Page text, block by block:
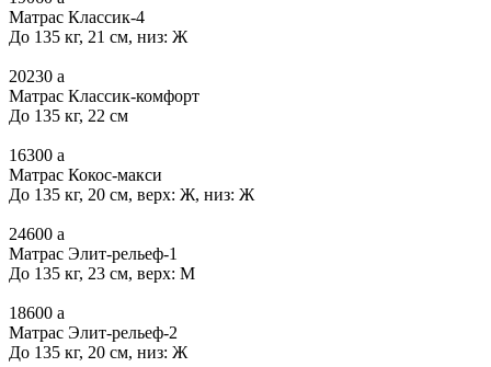
Матрас Классик-4
До 135 кг, 21 см, низ: Ж
20230 a
Матрас Классик-комфорт
До 135 кг, 22 см
16300 a
Матрас Кокос-макси
До 135 кг, 20 см, верх: Ж, низ: Ж
24600 a
Матрас Элит-рельеф-1
До 135 кг, 23 см, верх: М
18600 a
Матрас Элит-рельеф-2
До 135 кг, 20 см, низ: Ж